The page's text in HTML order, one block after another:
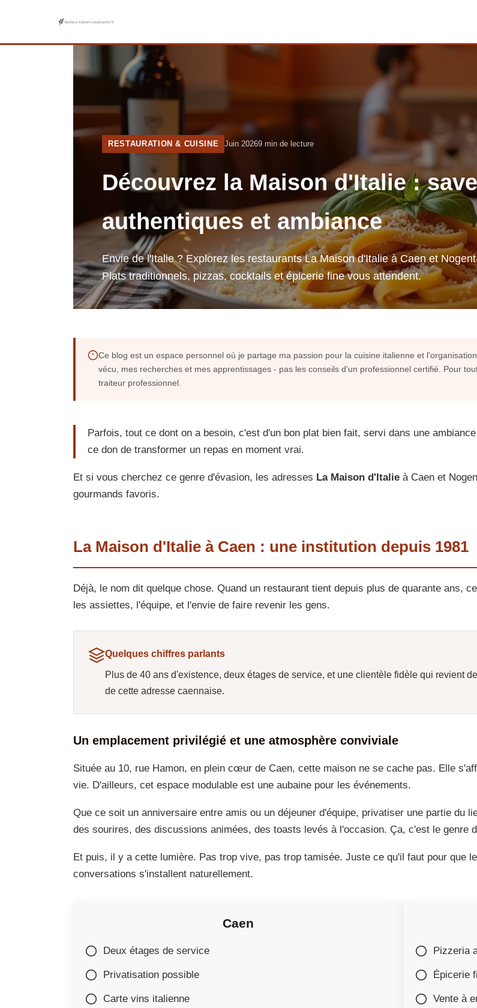
RESTAURATION & CUISINE Juin 20269 min de lecture
Découvrez la Maison d'Italie :
authentiques et ambiance
Envie de l'Italie ? Explorez les restaurants La Maison d'Italie à Caen et
Plats traditionnels, pizzas, cocktails et épicerie fine vous attendent.
Ce blog est un espace personnel où je partage ma passion pour la cuisine italienne et
vécu, mes recherches et mes apprentissages - pas les conseils d'un professionnel certifié. Pour
traiteur professionnel.
Parfois, tout ce dont on a besoin, c'est d'un bon plat bien fait, servi dans une
ce don de transformer un repas en moment vrai.
Et si vous cherchez ce genre d'évasion, les adresses La Maison d'Italie à Caen et
gourmands favoris.
La Maison d'Italie à Caen : une institution depuis 1981
Déjà, le nom dit quelque chose. Quand un restaurant tient depuis plus de quarante ans,
les assiettes, l'équipe, et l'envie de faire revenir les gens.
Quelques chiffres parlants
Plus de 40 ans d'existence, deux étages de service, et une clientèle fidèle qui revient
de cette adresse caennaise.
Un emplacement privilégié et une atmosphère conviviale
Située au 10, rue Hamon, en plein cœur de Caen, cette maison ne se cache pas. Elle
vie. D'ailleurs, cet espace modulable est une aubaine pour les événements.
Que ce soit un anniversaire entre amis ou un déjeuner d'équipe, privatiser une partie du
des sourires, des discussions animées, des toasts levés à l'occasion. Ça, c'est le genre
Et puis, il y a cette lumière. Pas trop vive, pas trop tamisée. Juste ce qu'il faut pour que
conversations s'installent naturellement.
Caen
Deux étages de service
Privatisation possible
Carte vins italienne
Pizzeria
Épicerie
Vente à